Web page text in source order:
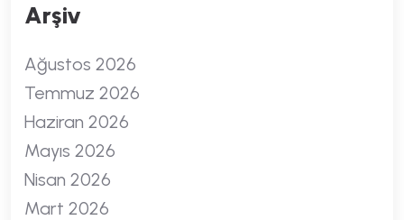
Arşiv
Ağustos 2026
Temmuz 2026
Haziran 2026
Mayıs 2026
Nisan 2026
Mart 2026